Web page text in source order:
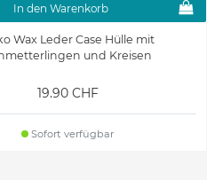
In den Warenkorb
Wax Leder Case Hülle mit
und Kreisen
19.90 CHF
Sofort verfügbar